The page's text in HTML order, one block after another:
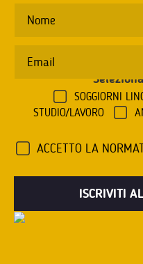
SOGGIORNI
STUDIO/LAVORO
ACCETTO LA